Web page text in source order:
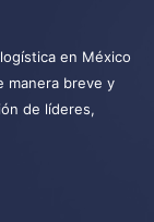
en México
manera breve y
de líderes,